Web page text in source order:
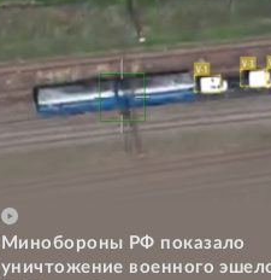
Минобороны РФ показало
уничтожение военного